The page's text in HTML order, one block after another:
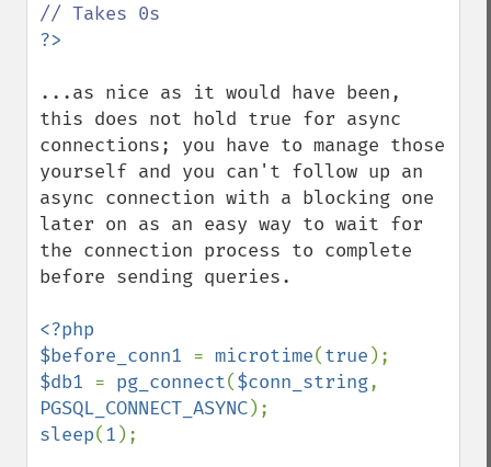
...as nice as it would have been,
this does not hold true for async
connections; you have to manage those
yourself and you can't follow up an
async connection with a blocking one
later on as an easy way to wait for
the connection process to complete
before sending queries.
<?php
$before_conn1 = microtime(true
$db1 = pg_connect($conn_string
PGSQL_CONNECT_ASYNC
sleep(1 );